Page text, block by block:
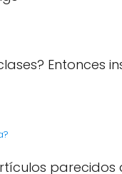
Entonces
parecidos